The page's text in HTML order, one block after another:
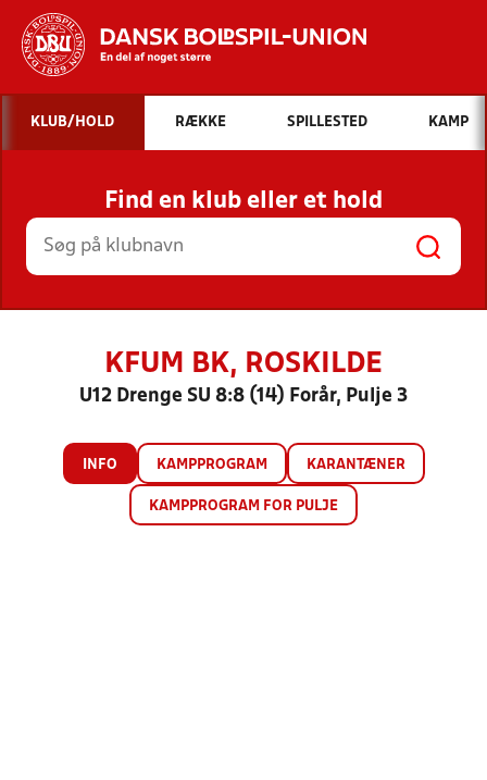
Hvad vil du søge efter?
INDHOLD OG NYHEDER
STILLINGER, RESULTATER, KLUBBER OG
HOLD
KLUB/HOLD RÆKKE SPILLESTED KAMP
Find en klub eller et hold
KFUM BK, ROSKILDE
U12 Drenge SU 8:8 (14) Forår, Pulje 3
INFO KAMPPROGRAM KARANTÆNER
KAMPPROGRAM FOR PULJE